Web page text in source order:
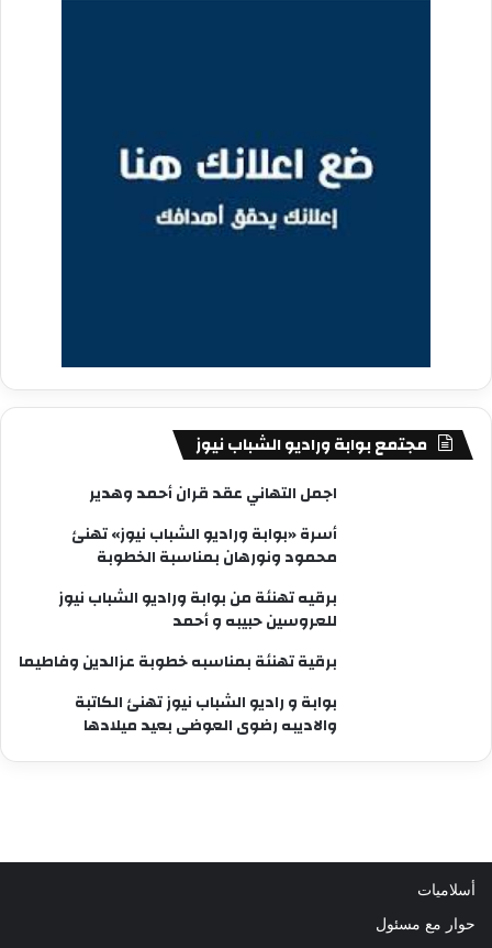
مجتمع بوابة وراديو الشباب نيوز
اجمل التهاني عقد قران أحمد وهدير
أسرة «بوابة وراديو الشباب نيوز» تهنئ
محمود ونورهان بمناسبة الخطوبة
برقيه تهنئة من بوابة وراديو الشباب نيوز
للعروسين حبيبه و أحمد
برقية تهنئة بمناسبه خطوبة عزالدين وفاطيما
بوابة و راديو الشباب نيوز تهنئ الكاتبة
والاديبه رضوى العوضى بعيد ميلادها
أسلاميات
حوار مع مسئول